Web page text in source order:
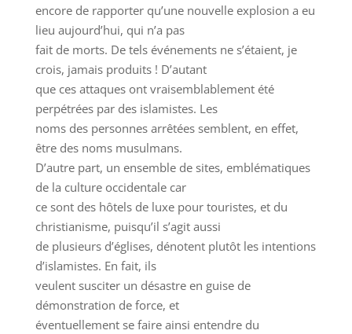
encore de rapporter qu’une nouvelle explosion a eu
lieu aujourd’hui, qui n’a pas
fait de morts. De tels événements ne s’étaient, je
crois, jamais produits ! D’autant
que ces attaques ont vraisemblablement été
perpétrées par des islamistes. Les
noms des personnes arrêtées semblent, en effet,
être des noms musulmans.
D’autre part, un ensemble de sites, emblématiques
de la culture occidentale car
ce sont des hôtels de luxe pour touristes, et du
christianisme, puisqu’il s’agit aussi
de plusieurs d’églises, dénotent plutôt les intentions
d’islamistes. En fait, ils
veulent susciter un désastre en guise de
démonstration de force, et
éventuellement se faire ainsi entendre du